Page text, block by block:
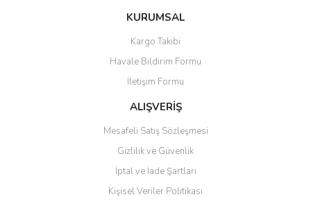
Bu ürüne ilk yorumu siz yapın!
Ürün resmi kalitesiz, bozuk veya görüntülenemiyor.
Ürün açıklamasında eksik bilgiler bulunuyor.
Ürün bilgilerinde hatalar bulunuyor.
KURUMSAL
Kargo Takibi
Havale Bildirim Formu
İletişim Formu
ALIŞVERİŞ
Mesafeli Satış Sözleşmesi
Gizlilik ve Güvenlik
İptal ve İade Şartları
Kişisel Veriler Politikası